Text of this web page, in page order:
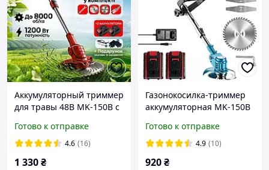
Аккумуляторный триммер
для травы 48В MK-150B с
электрокоса для сада и
газона, комплект дисков и
Готово к отправке
4.6 (16)
1 330₴
Газонокосилка-триммер
аккумуляторная MK-150B
аккумуляторами, синяя /
Электрокоса для травы
Готово к отправке
4.9 (10)
920₴